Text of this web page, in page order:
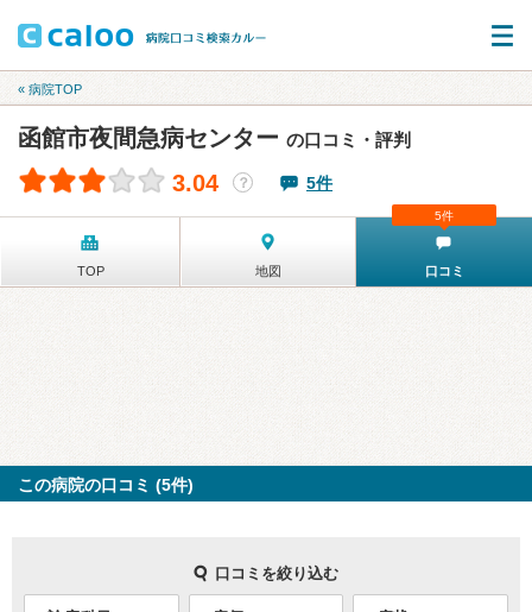
« 病院TOP
函館市夜間急病センター の口コミ・評判
3.04 ？ 5件
TOP 地図 口コミ
5件
この病院の口コミ (5件)
口コミを絞り込む